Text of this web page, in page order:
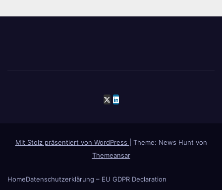
Mit Stolz präsentiert von WordPress
Theme: News Hunt von
Themeansar
HomeDatenschutzerklärung – EU GDPR Declaration